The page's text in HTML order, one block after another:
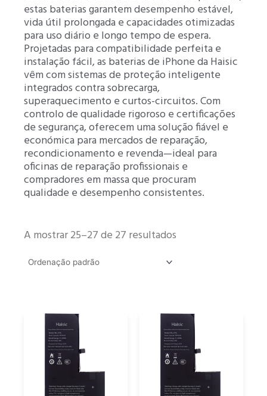
estas baterias garantem desempenho estável,
vida útil prolongada e capacidades otimizadas
para uso diário e longo tempo de espera.
Projetadas para compatibilidade perfeita e
instalação fácil, as baterias de iPhone da Haisic
vêm com sistemas de proteção inteligente
integrados contra sobrecarga,
superaquecimento e curtos-circuitos. Com
controlo de qualidade rigoroso e certificações
de segurança, oferecem uma solução fiável e
económica para mercados de reparação,
recondicionamento e revenda—ideal para
oficinas de reparação profissionais e
compradores em massa que procuram
qualidade e desempenho consistentes.
A mostrar 25–27 de 27 resultados